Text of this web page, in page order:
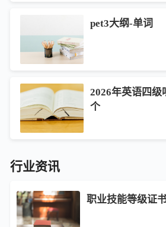
pet3大纲-单词
2026年英语四级
个
行业资讯
职业技能等级证